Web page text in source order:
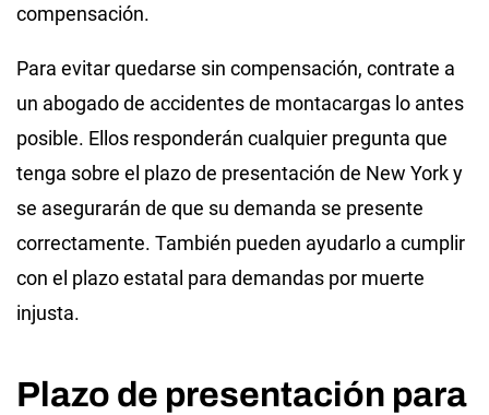
compensación.
Para evitar quedarse sin compensación, contrate a
un abogado de accidentes de montacargas lo antes
posible. Ellos responderán cualquier pregunta que
tenga sobre el plazo de presentación de New York y
se asegurarán de que su demanda se presente
correctamente. También pueden ayudarlo a cumplir
con el plazo estatal para demandas por muerte
injusta.
Plazo de presentación para